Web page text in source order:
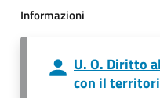
Informazioni
U. O. Diritto
con il